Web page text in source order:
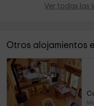
Ver todas las
Otros alojamientos